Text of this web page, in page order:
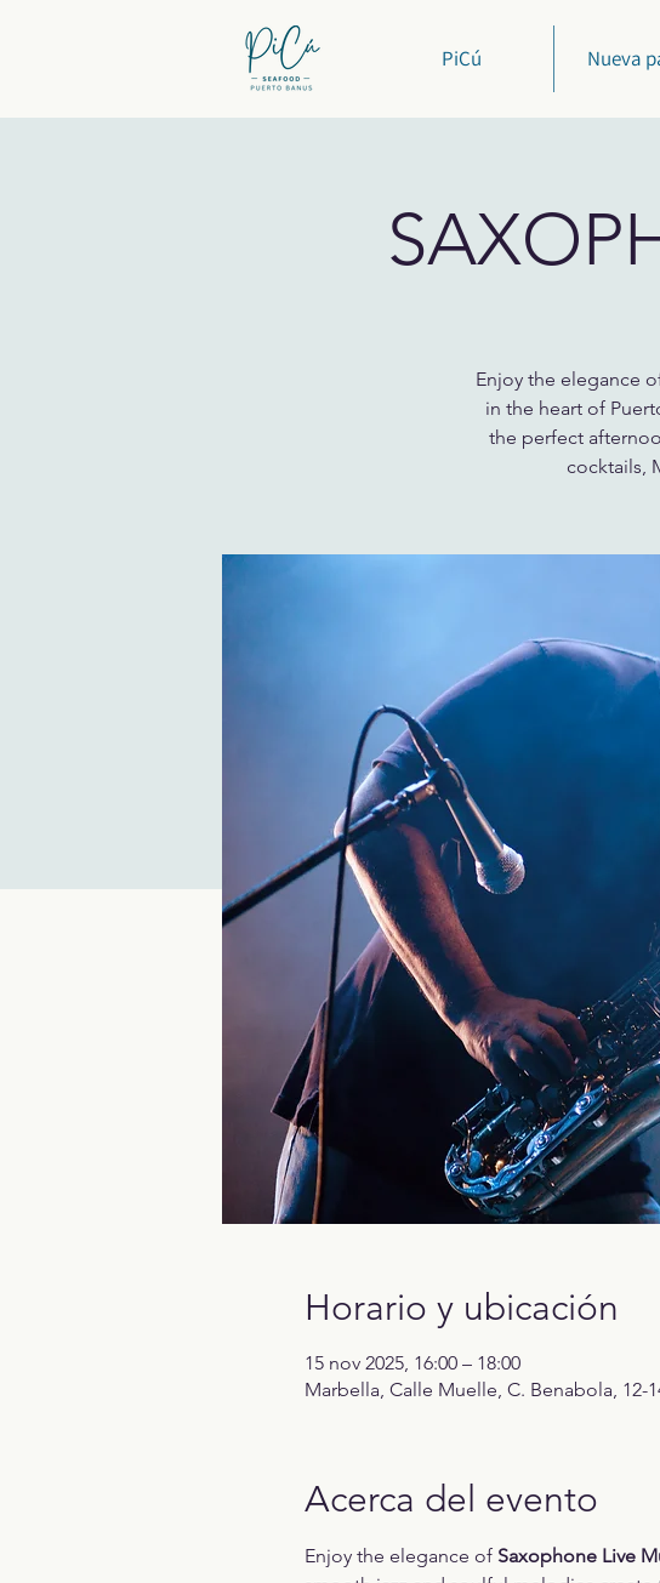
PiCú Nueva
Enjoy the elegance
in the heart of
the perfect
cocktails,
Horario y ubicación
15 nov 2025, 16:00 – 18:00
Marbella, Calle Muelle, C. Benabola, 12-
Acerca del evento
Enjoy the elegance of Saxophone Live